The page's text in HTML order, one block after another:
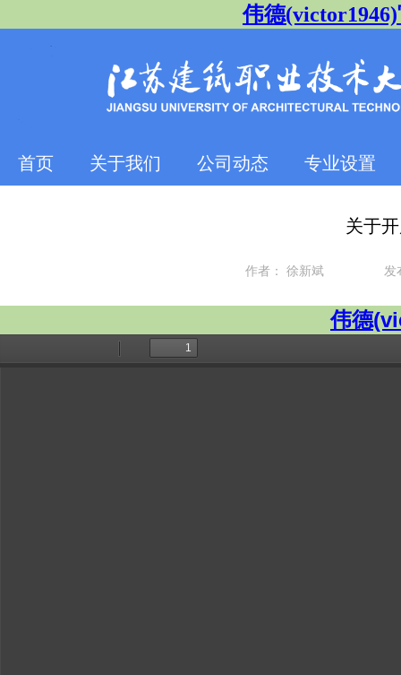
伟德
首页 关于我们 公司动态 专业设置
关于
作者： 徐新斌 发